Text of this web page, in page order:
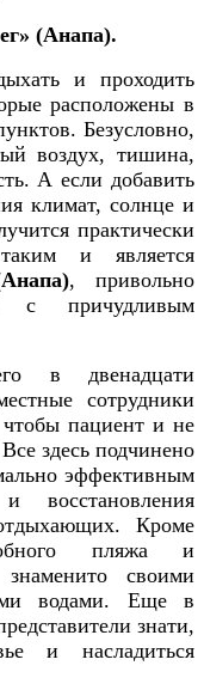
(Анапа).
и проходить
расположены в
Безусловно,
воздух, тишина,
А если добавить
климат, солнце и
практически
и является
, привольно
с причудливым
в двенадцати
сотрудники
чтобы пациент и не
здесь подчинено
эффективным
Кроме
пляжа и
своими
водами. Еще в
знати,
и насладиться